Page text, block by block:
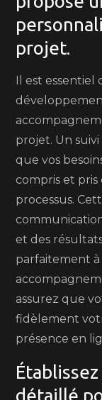
projet.
Il est essentiel
projet. Un
que vos
compris et
processus.
et des
parfaitement
assurez que
fidèlement
présence en
détaillé